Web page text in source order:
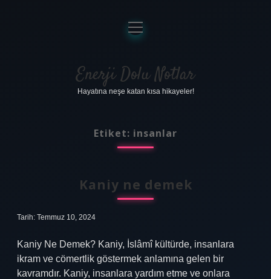
Anasayfa
Gizlilik Politikası
Yasal Uyarı
menüyü
aç
Enerji Dolu Notlar
Hayatına neşe katan kısa hikayeler!
Etiket: insanlar
Kaniy ne demek
Tarih: Temmuz 10, 2024
Kaniy Ne Demek? Kaniy, İslâmî kültürde, insanlara
ikram ve cömertlik göstermek anlamına gelen bir
kavramdır. Kaniy, insanlara yardım etme ve onlara